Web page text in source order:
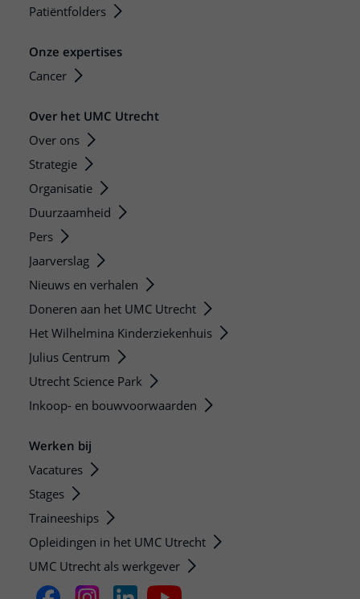
Patiëntfolders
Onze expertises
Cancer
Over het UMC Utrecht
Over ons
Strategie
Organisatie
Duurzaamheid
Pers
Jaarverslag
Nieuws en verhalen
Doneren aan het UMC Utrecht
Het Wilhelmina Kinderziekenhuis
Julius Centrum
Utrecht Science Park
Inkoop- en bouwvoorwaarden
Werken bij
Vacatures
Stages
Traineeships
Opleidingen in het UMC Utrecht
UMC Utrecht als werkgever